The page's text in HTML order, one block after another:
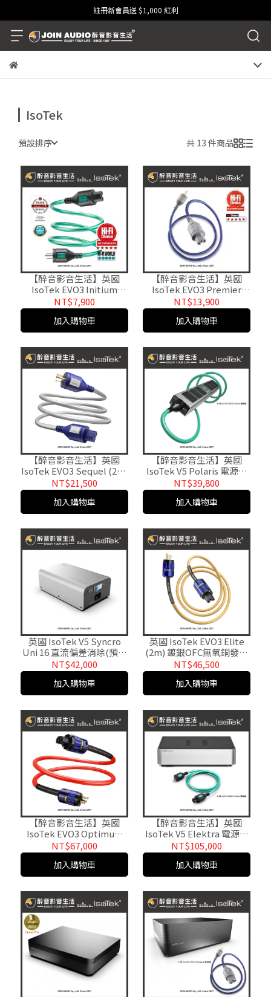
註冊新會員送 $1,000 紅利
IsoTek
預設排序 共 13 件商品
【醉音影音生活】英國
IsoTek EVO3 Initium
(1.5m) 發燒電源線.台灣公
司貨
NT$7,900
加入購物車
【醉音影音生活】英國
IsoTek EVO3 Premier
(1.5m) 高級發燒線材 鍍銀
電源線.台灣公司貨
NT$13,900
加入購物車
【醉音影音生活】英國
IsoTek EVO3 Sequel (2m)
15A/20A電源線.台灣公司
貨
NT$21,500
加入購物車
【醉音影音生活】英國
IsoTek V5 Polaris 電源排
插/電源處理器/電源淨化
器.台灣公司貨
NT$39,800
加入購物車
英國 IsoTek V5 Syncro
Uni 16 直流偏差消除(預先
濾波)器.台灣公司貨
NT$42,000
加入購物車
英國 IsoTek EVO3 Elite
(2m) 鍍銀OFC無氧銅發燒
電源線.台灣公司貨
NT$46,500
加入購物車
【醉音影音生活】英國
IsoTek EVO3 Optimum
(2m) 15A/20A電源線.台灣
公司貨
NT$67,000
加入購物車
【醉音影音生活】英國
IsoTek V5 Elektra 電源處
理器/電源淨化器.台灣公司
貨
NT$105,000
加入購物車